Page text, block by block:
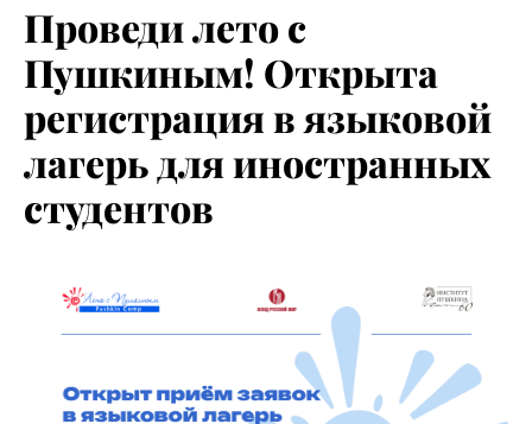
Проведи лето с
Пушкиным! Открыта
регистрация в языковой
лагерь для иностранных
студентов